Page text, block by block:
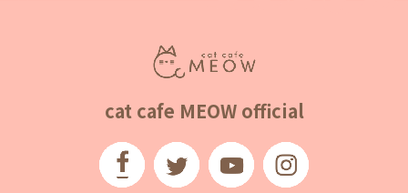
cat cafe MEOW official